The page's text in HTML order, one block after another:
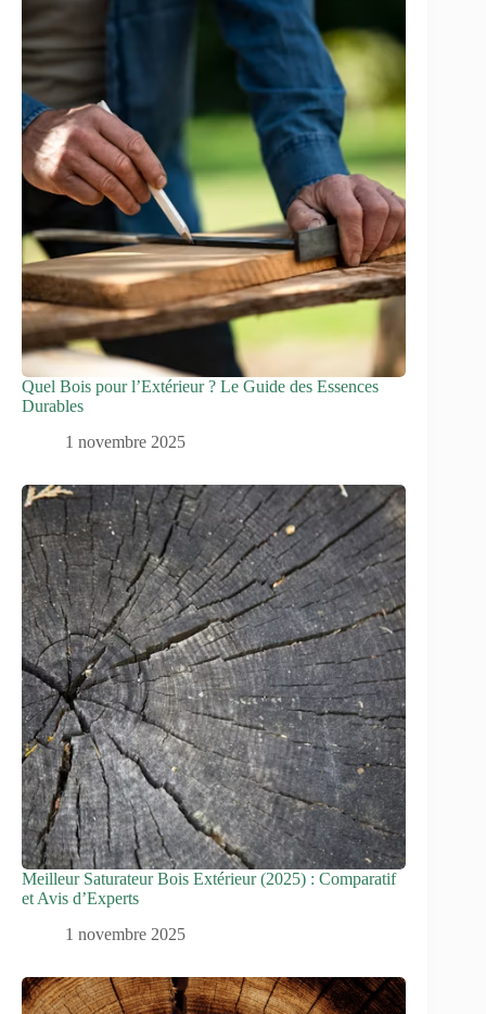
Quel Bois pour l’Extérieur ? Le Guide des Essences
Durables
1 novembre 2025
Meilleur Saturateur Bois Extérieur (2025) : Comparatif
et Avis d’Experts
1 novembre 2025